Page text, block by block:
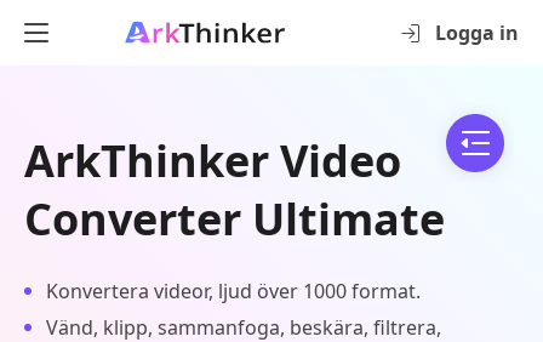
Logga in
ArkThinker Video
Converter Ultimate
Konvertera videor, ljud över 1000 format.
Vänd, klipp, sammanfoga, beskära, filtrera,